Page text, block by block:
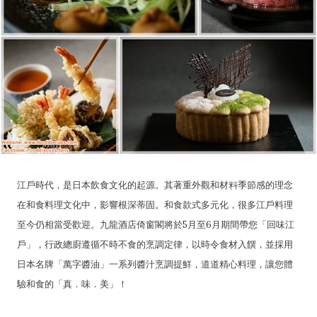
江戶時代，是日本飲食文化的起源。其著重外觀和材料季節感的理念
在和食料理文化中，影響根深蒂固。和食款式多元化，很多江戶料理
至今仍相當受歡迎。九龍酒店倚窗閣將於5月至6月期間帶您「回味江
戶」，行政總廚遵循不時不食的烹調定律，以時令食材入饌，並採用
日本名牌「萬字醬油」一系列醬汁烹調提鮮，道道精心料理，讓您體
驗和食的「真．味．美」！